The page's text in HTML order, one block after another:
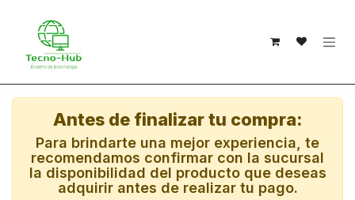
Antes de finalizar tu compra:
Para brindarte una mejor experiencia, te
recomendamos confirmar con la sucursal
la disponibilidad del producto que deseas
adquirir antes de realizar tu pago.